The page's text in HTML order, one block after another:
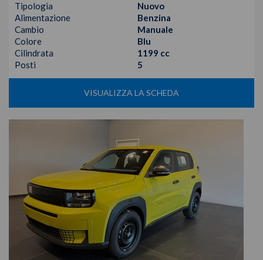
Tipologia
Nuovo
Alimentazione
Benzina
Cambio
Manuale
Colore
Blu
Cilindrata
1199 cc
Posti
5
VISUALIZZA LA SCHEDA